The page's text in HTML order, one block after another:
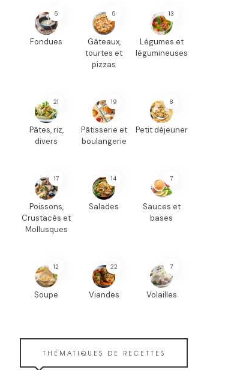
5
Fondues
5
Gâteaux,
tourtes et
pizzas
13
Légumes et
légumineuses
21
Pâtes, riz,
divers
19
Pâtisserie et
boulangerie
8
Petit déjeuner
17
Poissons,
Crustacés et
Mollusques
14
Salades
7
Sauces et
bases
12
Soupe
22
Viandes
7
Volailles
THÉMATIQUES DE RECETTES